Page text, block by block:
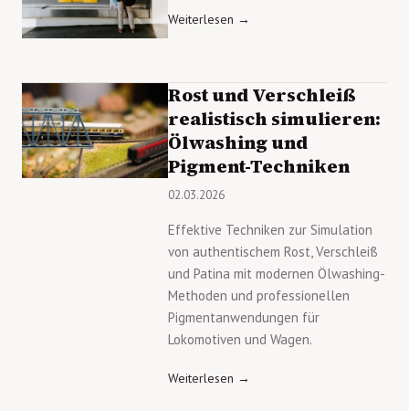
Weiterlesen →
Rost und Verschleiß
realistisch simulieren:
Ölwashing und
Pigment-Techniken
02.03.2026
Effektive Techniken zur Simulation
von authentischem Rost, Verschleiß
und Patina mit modernen Ölwashing-
Methoden und professionellen
Pigmentanwendungen für
Lokomotiven und Wagen.
Weiterlesen →